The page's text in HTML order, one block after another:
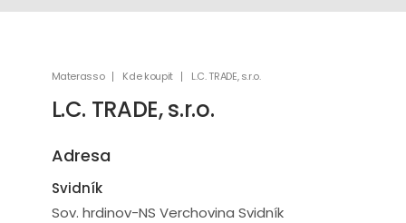
Materasso Kde koupit L.C. TRADE, s.r.o.
L.C. TRADE, s.r.o.
Adresa
Svidník
Sov. hrdinov-NS Verchovina Svidník